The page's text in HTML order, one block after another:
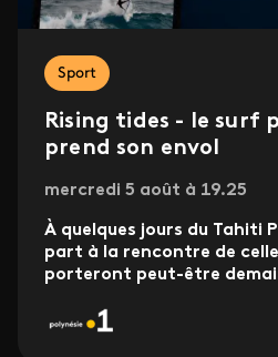
Sport
Rising tides - le surf
prend son envol
mercredi 5 août à 19.25
À quelques jours du Tahiti
part à la rencontre de
porteront peut-être